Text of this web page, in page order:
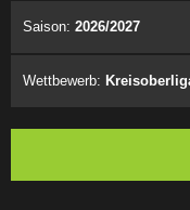
Saison: 2026/2027
Wettbewerb: